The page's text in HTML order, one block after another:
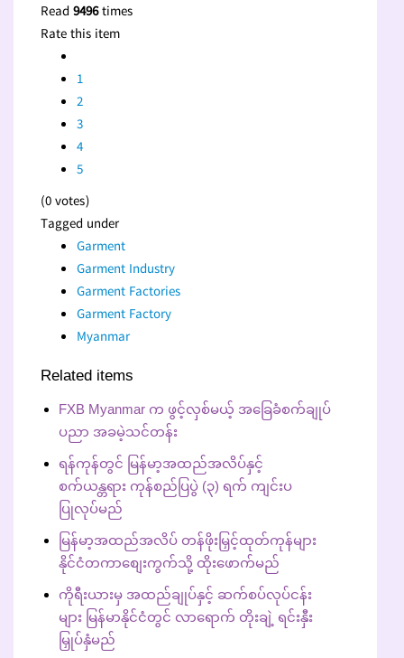
Read9496times
Rate this item
1
2
3
4
5
(0 votes)
Tagged under
Garment
Garment Industry
Garment Factories
Garment Factory
Myanmar
Related items
FXB Myanmar က ဖွင့်လှစ်မယ့် အခြေခံစက်ချုပ်
ပညာ အခမဲ့သင်တန်း
ရန်ကုန်တွင် မြန်မာ့အထည်အလိပ်နှင့်
စက်ယန္တရား ကုန်စည်ပြပွဲ (၃) ရက် ကျင်းပ
ပြုလုပ်မည်
မြန်မာ့အထည်အလိပ် တန်ဖိုးမြှင့်ထုတ်ကုန်များ
နိုင်ငံတကာစျေးကွက်သို့ ထိုးဖောက်မည်
ကိုရီးယားမှ အထည်ချုပ်နှင့် ဆက်စပ်လုပ်ငန်း
များ မြန်မာနိုင်ငံတွင် လာရောက် တိုးချဲ့ ရင်းနှီး
မြှုပ်နှံမည်